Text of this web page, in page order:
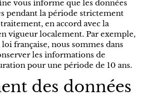
vous informe que les données
pendant la période strictement
en accord avec la
vigueur localement. Par exemple,
française, nous sommes dans
les informations de
pour une période de 10 ans.
des données